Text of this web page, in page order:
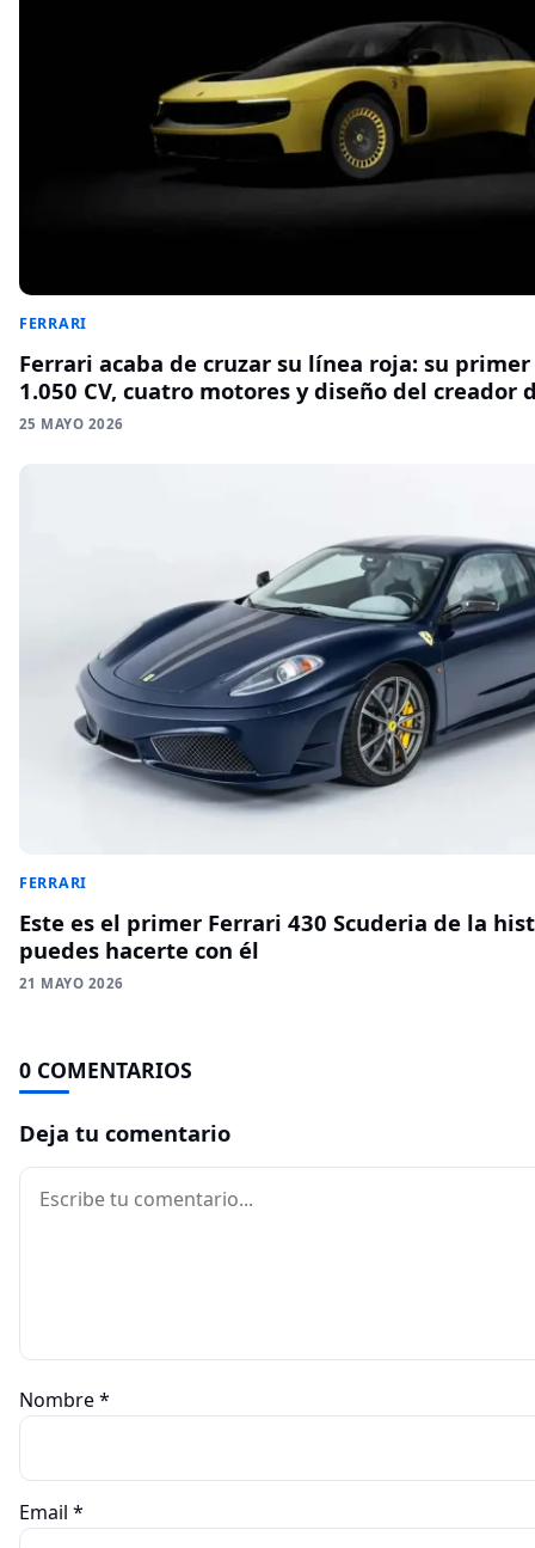
FERRARI
Ferrari acaba de cruzar su línea roja: su
1.050 CV, cuatro motores y diseño del creador
25 MAYO 2026
FERRARI
Este es el primer Ferrari 430 Scuderia de la
puedes hacerte con él
21 MAYO 2026
0 COMENTARIOS
Deja tu comentario
Comentario
Nombre*
Email *